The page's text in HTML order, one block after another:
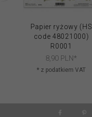
Papier ryżowy (HS
code 48021000)
R0001
8,90 PLN*
* z podatkiem VAT